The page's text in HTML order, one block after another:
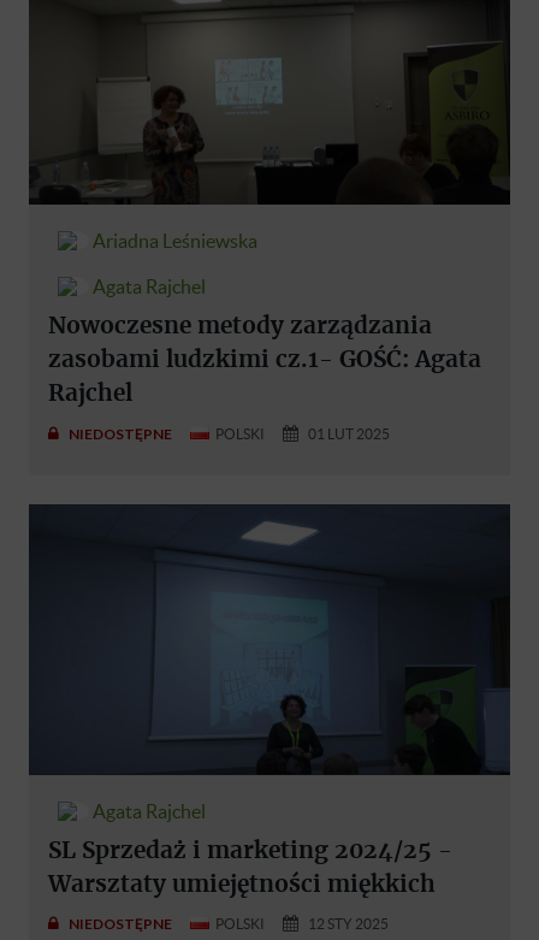
Ariadna Leśniewska
Agata Rajchel
Nowoczesne metody zarządzania
zasobami ludzkimi cz.1- GOŚĆ: Agata
Rajchel
NIEDOSTĘPNE POLSKI 01 LUT 2025
Agata Rajchel
SL Sprzedaż i marketing 2024/25 -
Warsztaty umiejętności miękkich
NIEDOSTĘPNE POLSKI 12 STY 2025